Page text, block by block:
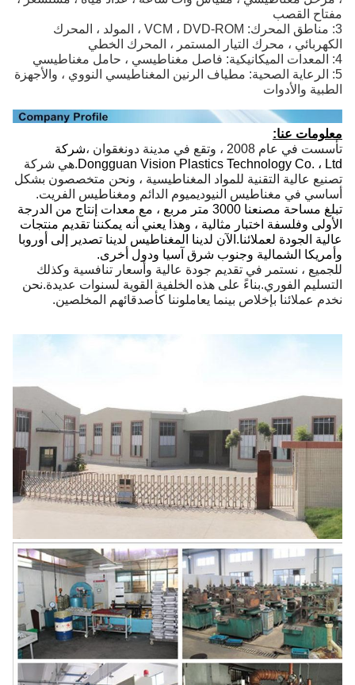
مفتاح القصب
3: مناطق المحرك: VCM ، DVD-ROM ، المولد ، المحرك
الكهربائي ، محرك التيار المستمر ، المحرك الخطي
4: المعدات الميكانيكية: فاصل مغناطيسي ، حامل مغناطيسي
5: الرعاية الصحية: مطياف الرنين المغناطيسي النووي ، والأجهزة
الطبية والأدوات
معلومات عنا:
تأسست في عام 2008 ، وتقع في مدينة دونغقوان ،
شركة
Dongguan Vision Plastics Technology Co. ، Ltd. هي شركة
تصنيع عالية التقنية للمواد المغناطيسية ، ونحن متخصصون بشكل
أساسي في مغناطيس النيوديميوم الدائم ومغناطيس الفريت.
تبلغ مساحة مصنعنا 3000 متر مربع ، مع معدات إنتاج من الدرجة
الأولى وفلسفة اختبار مثالية ، وهذا يعني أنه يمكننا تقديم منتجات
عالية الجودة لعملائنا.الآن لدينا المغناطيس لدينا تصدير إلى أوروبا
وأمريكا الشمالية وجنوب شرق آسيا ودول أخرى.
للجميع ، نستمر في تقديم جودة عالية وأسعار تنافسية وكذلك
التسليم الفوري.بناءً على هذه الخلفية القوية لسنوات عديدة.نحن
نخدم عملائنا بإخلاص بينما يعاملوننا كأصدقائهم المخلصين.